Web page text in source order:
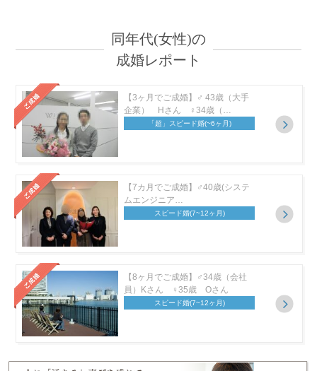
同年代(女性)の
成婚レポート
【3ヶ月でご成婚】♂ 43歳（大手
企業） Hさん ♀34歳（…
「超」スピード婚(~6ヶ月)
【7カ月でご成婚】♂40歳(システ
ムエンジニア…
スピード婚(7~12ヶ月)
【8ヶ月でご成婚】♂34歳（会社
員）Kさん ♀35歳 Oさん
スピード婚(7~12ヶ月)